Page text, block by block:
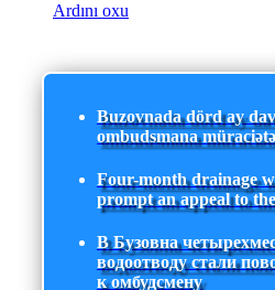
Ardını oxu
Buzovnada dörd ay
ombudsmana
Four-month drainage
prompt an appeal to
В Бузовна
водоотводу стали
к омбудсмену